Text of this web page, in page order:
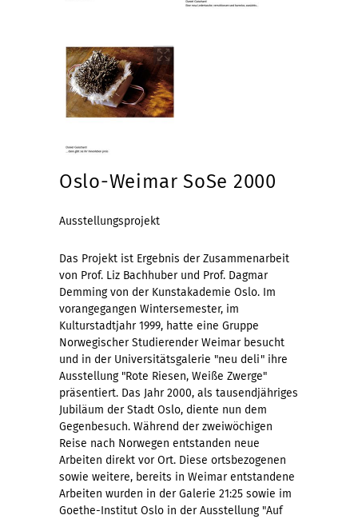
Oslo-Weimar SoSe 2000
Ausstellungsprojekt
Das Projekt ist Ergebnis der Zusammenarbeit
von Prof. Liz Bachhuber und Prof. Dagmar
Demming von der Kunstakademie Oslo. Im
vorangegangen Wintersemester, im
Kulturstadtjahr 1999, hatte eine Gruppe
Norwegischer Studierender Weimar besucht
und in der Universitätsgalerie "neu deli" ihre
Ausstellung "Rote Riesen, Weiße Zwerge"
präsentiert. Das Jahr 2000, als tausendjähriges
Jubiläum der Stadt Oslo, diente nun dem
Gegenbesuch. Während der zweiwöchigen
Reise nach Norwegen entstanden neue
Arbeiten direkt vor Ort. Diese ortsbezogenen
sowie weitere, bereits in Weimar entstandene
Arbeiten wurden in der Galerie 21:25 sowie im
Goethe-Institut Oslo in der Ausstellung "Auf